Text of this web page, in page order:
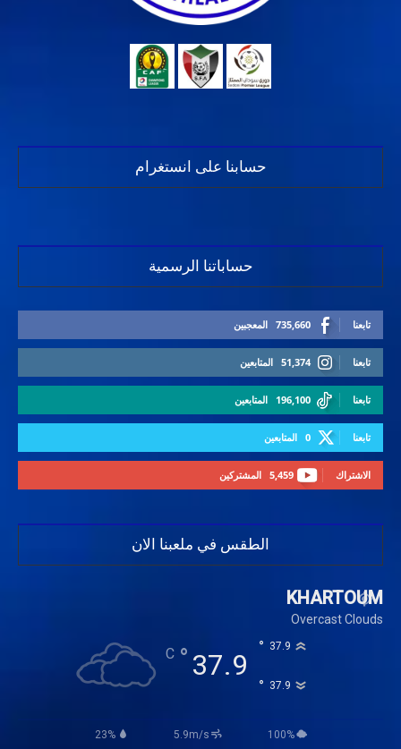
حسابنا على انستغرام
حساباتنا الرسمية
735,660 المعجبين تابعنا
51,374 المتابعين تابعنا
196,100 المتابعين تابعنا
0 المتابعين تابعنا
5,459 المشتركين الاشتراك
الطقس في ملعبنا الان
KHARTOUM
Overcast Clouds
37.9
°
C 37.9
°
37.9
°
23% 5.9m/s 100%